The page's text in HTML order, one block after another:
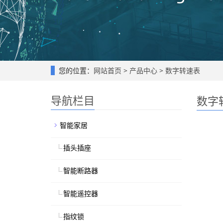
您的位置： 网站首页 > 产品中心 > 数字转速表
数字
导航栏目
智能家居
插头插座
智能断路器
智能遥控器
指纹锁